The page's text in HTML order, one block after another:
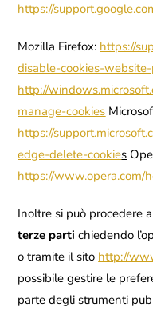
https://
Mozilla Firefox: https://
disable-cookies-
http://
manage-cookies
https://
edge-delete-cookies
https://www.opera.com/
Inoltre si può procedere
terze partichiedendo
o tramite il sito http://
possibile gestire le
parte degli strumenti